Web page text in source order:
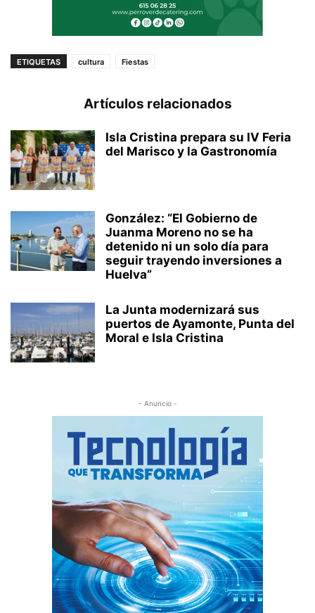
ETIQUETAS cultura Fiestas
Artículos relacionados
Isla Cristina prepara su IV Feria
del Marisco y la Gastronomía
González: “El Gobierno de
Juanma Moreno no se ha
detenido ni un solo día para
seguir trayendo inversiones a
Huelva”
La Junta modernizará sus
puertos de Ayamonte, Punta del
Moral e Isla Cristina
- Anuncio -